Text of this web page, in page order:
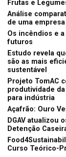
Frutas e
Análise
de uma
Os incêndios e
futuros
Estudo revela
são as mais
sustentável
Projeto TomAC
produtividade
para indústria
Açafrão: Ouro
DGAV atualizou
Detenção
Curso Teórico-